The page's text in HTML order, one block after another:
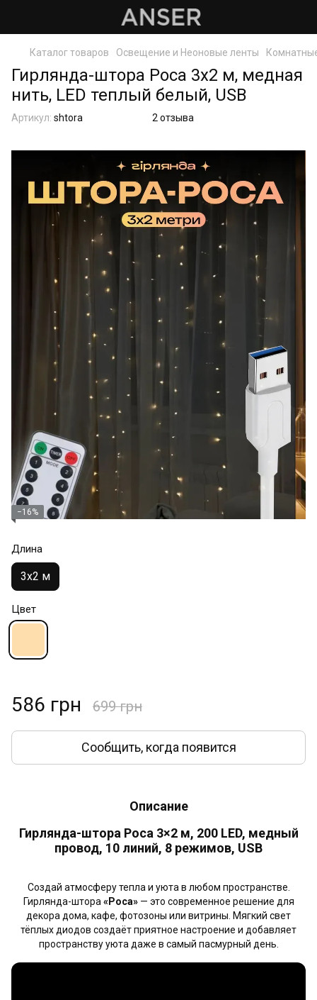
Каталог товаров Освещение и Неоновые ленты
Гирлянда-штора Роса 3х2 м, медная
нить, LED теплый белый, USB
Артикул: shtora 2 отзыва
−16%
Длина
3х2 м
Цвет
586 грн 699 грн
Сообщить, когда появится
Описание
Гирлянда-штора Роса 3×2 м, 200 LED, медный
провод, 10 линий, 8 режимов, USB
Создай атмосферу тепла и уюта в любом пространстве.
Гирлянда-штора«Роса»— это современное решение для
декора дома, кафе, фотозоны или витрины. Мягкий свет
тёплых диодов создаёт приятное настроение и добавляет
пространству уюта даже в самый пасмурный день.